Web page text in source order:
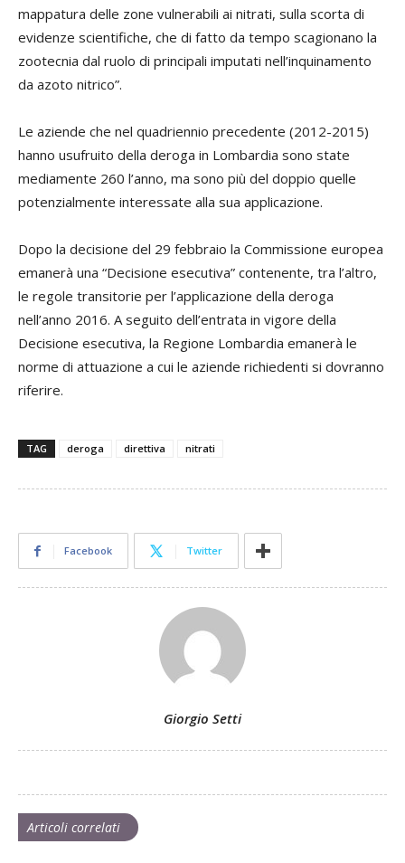
mappatura delle zone vulnerabili ai nitrati, sulla scorta di
evidenze scientifiche, che di fatto da tempo scagionano la
zootecnia dal ruolo di principali imputati nell’inquinamento
da azoto nitrico”.
Le aziende che nel quadriennio precedente (2012-2015)
hanno usufruito della deroga in Lombardia sono state
mediamente 260 l’anno, ma sono più del doppio quelle
potenzialmente interessate alla sua applicazione.
Dopo la decisione del 29 febbraio la Commissione europea
emanerà una “Decisione esecutiva” contenente, tra l’altro,
le regole transitorie per l’applicazione della deroga
nell’anno 2016. A seguito dell’entrata in vigore della
Decisione esecutiva, la Regione Lombardia emanerà le
norme di attuazione a cui le aziende richiedenti si dovranno
riferire.
TAG deroga direttiva nitrati
Facebook Twitter
Giorgio Setti
Articoli correlati